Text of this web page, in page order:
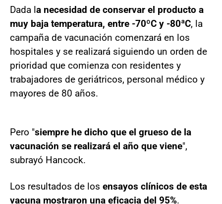
Dada la necesidad de conservar el producto a
muy baja temperatura, entre -70ºC y -80ªC, la
campaña de vacunación comenzará en los
hospitales y se realizará siguiendo un orden de
prioridad que comienza con residentes y
trabajadores de geriátricos, personal médico y
mayores de 80 años.
Pero "siempre he dicho que el grueso de la
vacunación se realizará el año que viene",
subrayó Hancock.
Los resultados de los ensayos clínicos de esta
vacuna mostraron una eficacia del 95%.